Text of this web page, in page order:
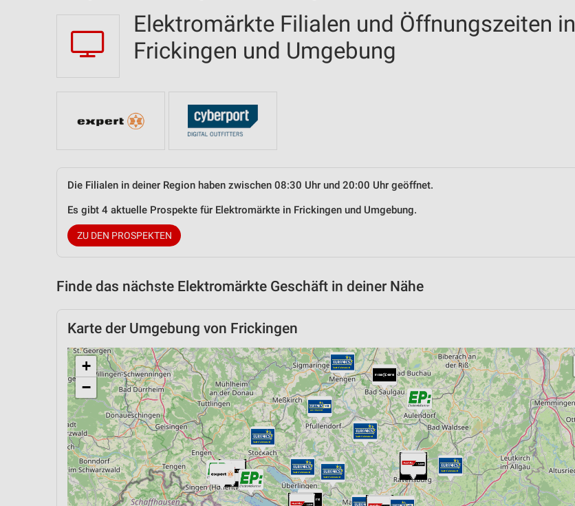
Elektromärkte Filialen und Öffnungszeiten in
Frickingen und Umgebung
Die Filialen in deiner Region haben zwischen 08:30 Uhr und 20:00 Uhr geöffnet.
Es gibt 4 aktuelle Prospekte für Elektromärkte in Frickingen und Umgebung.
ZU DEN PROSPEKTEN
Finde das nächste Elektromärkte Geschäft in deiner Nähe
Karte der Umgebung von Frickingen
+
−